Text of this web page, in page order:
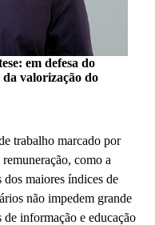
em defesa do
valorização do
trabalho marcado por
como a
maiores índices de
não impedem grande
informação e educação